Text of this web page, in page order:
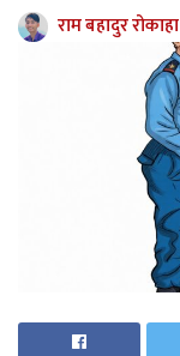
राम बहादुर रोकाहा